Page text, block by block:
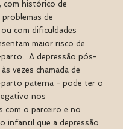
de
com dificuldades
maior risco de
A depressão pós-
vezes chamada de
paterna - pode ter o
nos
com o parceiro e no
infantil que a depressão